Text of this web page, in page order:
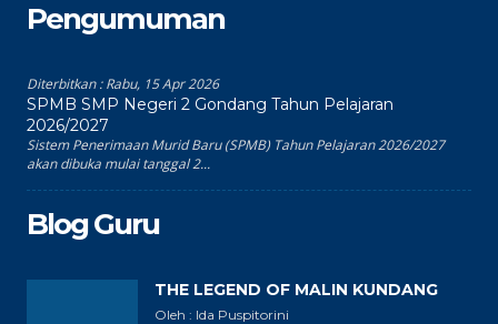
Pengumuman
Diterbitkan :Rabu, 15 Apr 2026
SPMB SMP Negeri 2 Gondang Tahun Pelajaran
2026/2027
Sistem Penerimaan Murid Baru (SPMB) Tahun Pelajaran 2026/2027
akan dibuka mulai tanggal 2...
Blog Guru
THE LEGEND OF MALIN KUNDANG
Oleh : Ida Puspitorini